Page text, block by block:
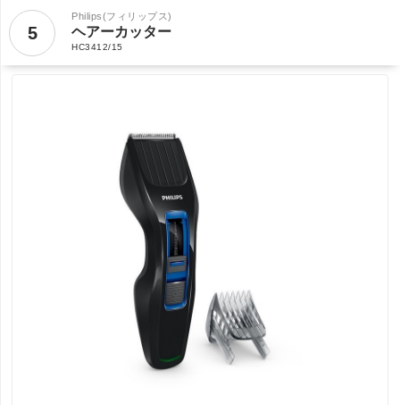
5
Philips(フィリップス)
ヘアーカッター
HC3412/15